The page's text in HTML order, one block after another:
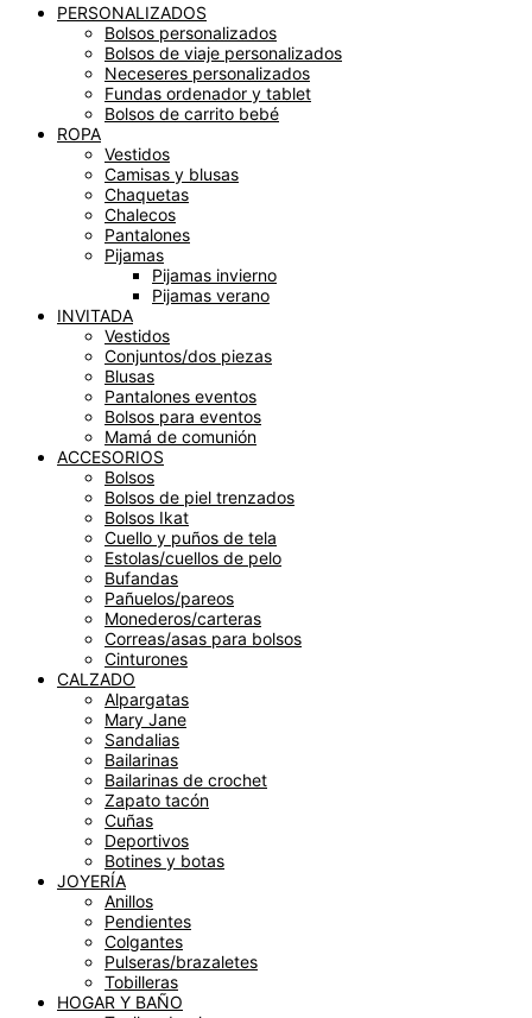
PERSONALIZADOS
Bolsos personalizados
Bolsos de viaje personalizados
Neceseres personalizados
Fundas ordenador y tablet
Bolsos de carrito bebé
ROPA
Vestidos
Camisas y blusas
Chaquetas
Chalecos
Pantalones
Pijamas
Pijamas invierno
Pijamas verano
INVITADA
Vestidos
Conjuntos/dos piezas
Blusas
Pantalones eventos
Bolsos para eventos
Mamá de comunión
ACCESORIOS
Bolsos
Bolsos de piel trenzados
Bolsos Ikat
Cuello y puños de tela
Estolas/cuellos de pelo
Bufandas
Pañuelos/pareos
Monederos/carteras
Correas/asas para bolsos
Cinturones
CALZADO
Alpargatas
Mary Jane
Sandalias
Bailarinas
Bailarinas de crochet
Zapato tacón
Cuñas
Deportivos
Botines y botas
JOYERÍA
Anillos
Pendientes
Colgantes
Pulseras/brazaletes
Tobilleras
HOGAR Y BAÑO